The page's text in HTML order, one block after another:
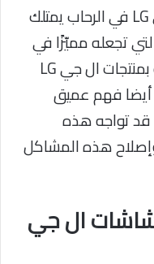
أفضل فني صيانة شاشات ال جي LG في الرحاب يمتلك
تجعله مميّزًا في
مجاله. كما يكون معرفةً واسعةً بمنتجات ال جي LG
أيضا فهم عميق
قد تواجه هذه
هذه المشاكل
ال جي